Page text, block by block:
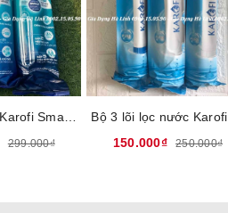
299.000₫
150.000₫
250.000₫